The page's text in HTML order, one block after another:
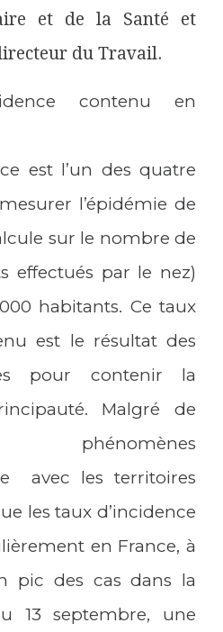
et de la Santé et
du Travail.
contenu en
est l’un des quatre
l’épidémie de
sur le nombre de
effectués par le nez)
habitants. Ce taux
est le résultat des
pour contenir la
Malgré de
avec les territoires
les taux d’incidence
en France, à
pic des cas dans la
13 septembre, une